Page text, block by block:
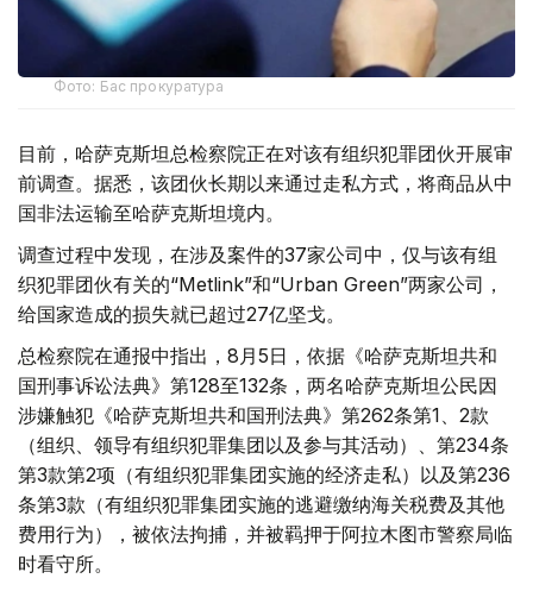
Фото: Бас прокуратура
目前，哈萨克斯坦总检察院正在对该有组织犯罪团伙开展审
前调查。据悉，该团伙长期以来通过走私方式，将商品从中
国非法运输至哈萨克斯坦境内。
调查过程中发现，在涉及案件的37家公司中，仅与该有组
织犯罪团伙有关的“Metlink”和“Urban Green”两家公司，
给国家造成的损失就已超过27亿坚戈。
总检察院在通报中指出，8月5日，依据《哈萨克斯坦共和
国刑事诉讼法典》第128至132条，两名哈萨克斯坦公民因
涉嫌触犯《哈萨克斯坦共和国刑法典》第262条第1、2款
（组织、领导有组织犯罪集团以及参与其活动）、第234条
第3款第2项（有组织犯罪集团实施的经济走私）以及第236
条第3款（有组织犯罪集团实施的逃避缴纳海关税费及其他
费用行为），被依法拘捕，并被羁押于阿拉木图市警察局临
时看守所。